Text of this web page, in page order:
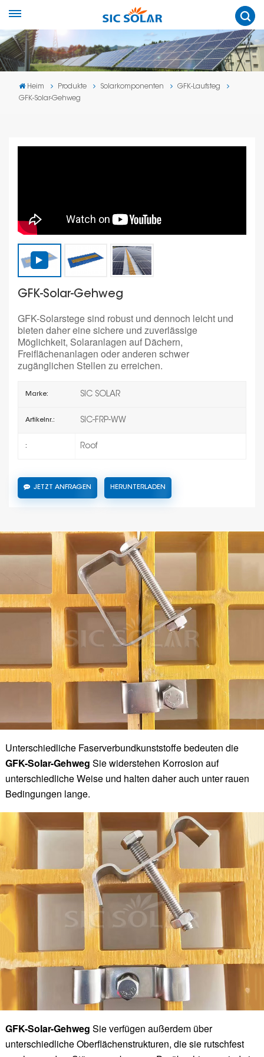
Heim Produkte Solarkomponenten
GFK-Laufsteg
GFK-Solar-Gehweg
GFK-Solar-Gehweg
GFK-Solarstege sind robust und dennoch leicht und
bieten daher eine sichere und zuverlässige
Möglichkeit, Solaranlagen auf Dächern,
Freiflächenanlagen oder anderen schwer
zugänglichen Stellen zu erreichen.
Marke: SIC SOLAR
Artikelnr.: SIC-FRP-WW
: Roof
JETZT ANFRAGEN HERUNTERLADEN
Unterschiedliche Faserverbundkunststoffe bedeuten die
GFK-Solar-Gehweg Sie widerstehen Korrosion auf
unterschiedliche Weise und halten daher auch unter rauen
Bedingungen lange.
GFK-Solar-Gehweg Sie verfügen außerdem über
unterschiedliche Oberflächenstrukturen, die sie rutschfest